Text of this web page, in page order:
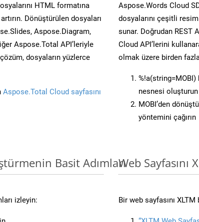
HTML formatına
Dönüştürülen dosyaları
Aspose.Diagram,
Aspose.Total API’leriyle
dosyaların yüzlerce
Aspose.Total Cloud sayfasını
Aspose.Words Cloud
dosyalarını çeşitli
sunar. Doğrudan REST
Cloud API’lerini
olmak üzere birden
nesnesi oluşturun
MOBI’den
yöntemini çağırın
Basit Adımları
izleyin:
Web
Bir web sayfasını